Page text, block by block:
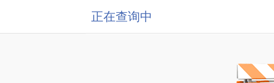
正在查询中